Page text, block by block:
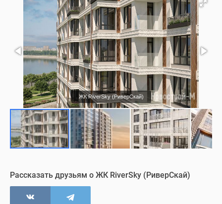
ЖК RiverSky (РиверСкай)
Благоустройство
Подъезд
Паркинг
Съемки с воздуха
Нежилые помещения
Визуализация
Рассказать друзьям о ЖК RiverSky (РиверСкай)